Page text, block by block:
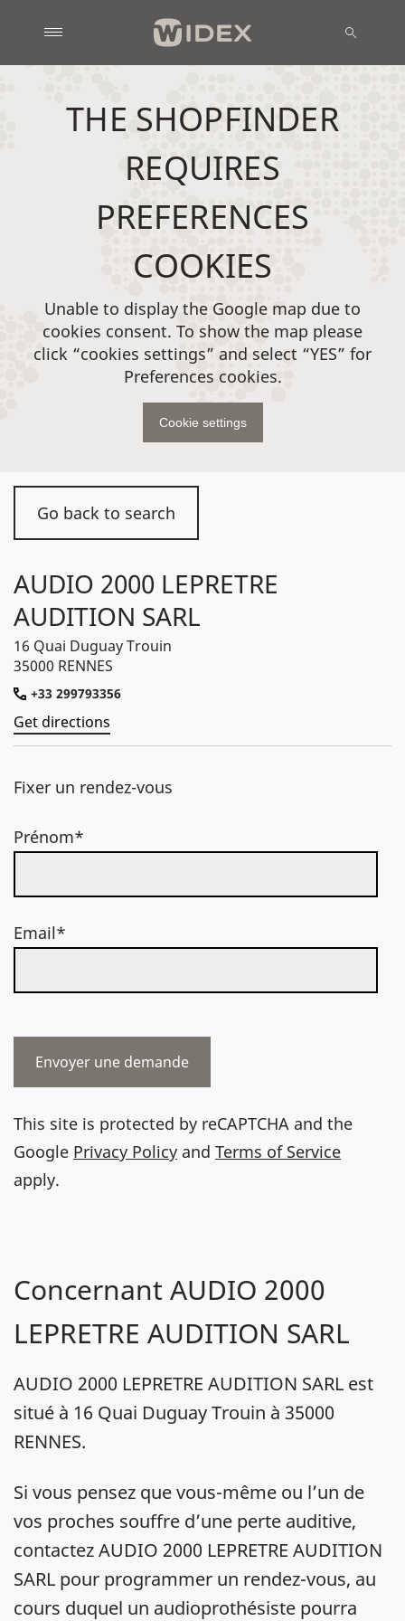
Go back to search
AUDIO 2000 LEPRETRE
AUDITION SARL
16 Quai Duguay Trouin
35000 RENNES
+33 299793356
Get directions
Fixer un rendez-vous
Prénom*
Email*
This site is protected by reCAPTCHA and the
Google Privacy Policy and Terms of Service
apply.
Concernant AUDIO 2000
LEPRETRE AUDITION SARL
AUDIO 2000 LEPRETRE AUDITION SARL est
situé à 16 Quai Duguay Trouin à 35000
RENNES.
Si vous pensez que vous-même ou l’un de
vos proches souffre d’une perte auditive,
contactez AUDIO 2000 LEPRETRE AUDITION
SARL pour programmer un rendez-vous, au
cours duquel un audioprothésiste pourra
THE SHOPFINDER
REQUIRES
PREFERENCES
COOKIES
Unable to display the Google map due to
cookies consent. To show the map please
click “cookies settings” and select “YES” for
Preferences cookies.
Cookie settings